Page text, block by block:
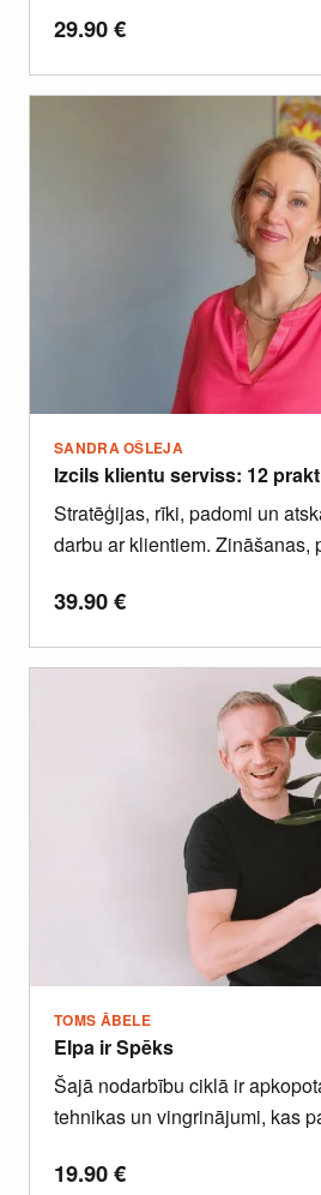
29.90€
SANDRA OŠLEJA
Izcils klientu serviss: 12
Stratēģijas, rīki, padomi un
darbu ar klientiem. Zināšanas,
uzņēmumi maksā daudzus
39.90€
TOMS ĀBELE
Elpa ir Spēks
Šajā nodarbību ciklā ir
tehnikas un vingrinājumi, kas
uzturēt ikdienas enerģiju,
19.90€